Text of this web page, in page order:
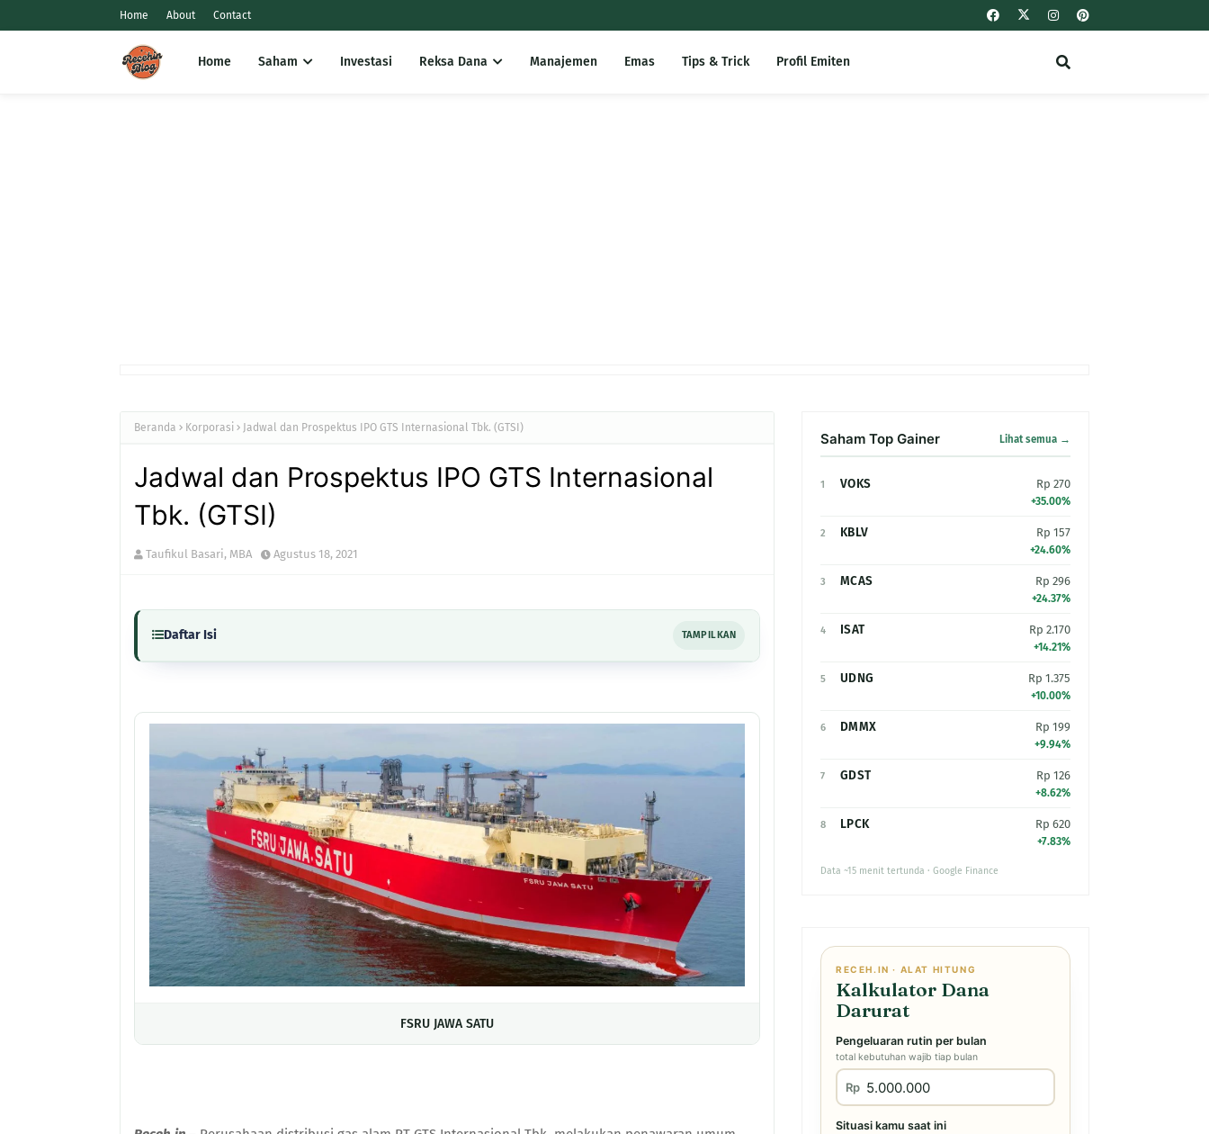
Home About Contact
Home Saham Investasi Reksa Dana Manajemen Emas Tips & Trick Profil Emiten
Beranda Korporasi Jadwal dan Prospektus IPO GTS Internasional Tbk. (GTSI)
Jadwal dan Prospektus IPO GTS Internasional
Tbk. (GTSI)
Taufikul Basari, MBA Agustus 18, 2021
Daftar Isi TAMPILKAN
FSRU JAWA SATU
Saham Top Gainer Lihat semua →
1 VOKS Rp 270
+35.00%
2 KBLV Rp 157
+24.60%
3 MCAS Rp 296
+24.37%
4 ISAT Rp 2.170
+14.21%
5 UDNG Rp 1.375
+10.00%
6 DMMX Rp 199
+9.94%
7 GDST Rp 126
+8.62%
8 LPCK Rp 620
+7.83%
Data ~15 menit tertunda · Google Finance
RECEH.IN · ALAT HITUNG
Kalkulator Dana
Darurat
Pengeluaran rutin per bulan
total kebutuhan wajib tiap bulan
Rp
Situasi kamu saat ini